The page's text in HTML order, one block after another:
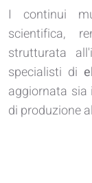
I continui
scientifica,
strutturata
specialisti di
aggiornata
di produzione